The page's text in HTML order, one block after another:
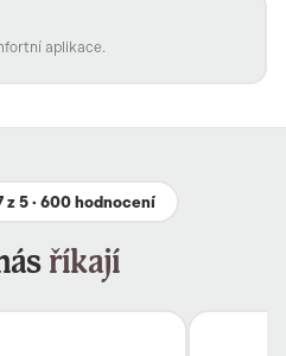
aplikace.
z 5 · 600 hodnocení
říkají